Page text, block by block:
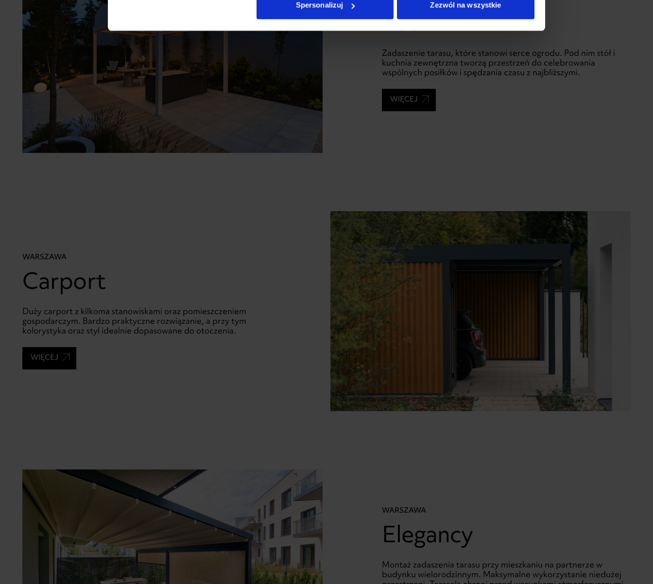
Spersonalizuj Zezwól na wszystkie
Technic
Zadaszenie tarasu, które stanowi serce ogrodu. Pod nim stół i
kuchnia zewnętrzna tworzą przestrzeń do celebrowania
wspólnych posiłków i spędzania czasu z najbliższymi.
WIĘCEJ
WARSZAWA
Carport
Duży carport z kilkoma stanowiskami oraz pomieszczeniem
gospodarczym. Bardzo praktyczne rozwiązanie, a przy tym
kolorystyka oraz styl idealnie dopasowane do otoczenia.
WIĘCEJ
WARSZAWA
Elegancy
Montaż zadaszenia tarasu przy mieszkaniu na partnerze w
budynku wielorodzinnym. Maksymalne wykorzystanie niedużej